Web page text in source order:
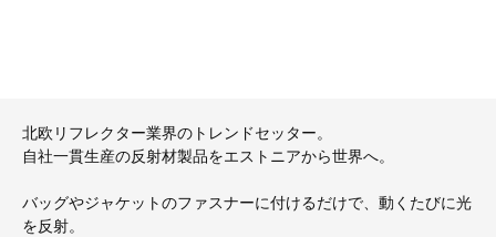
北欧リフレクター業界のトレンドセッター。
自社一貫生産の反射材製品をエストニアから世界へ。
バッグやジャケットのファスナーに付けるだけで、動くたびに光
を反射。